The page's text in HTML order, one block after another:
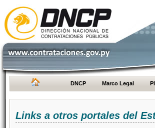
DNCP Marco Legal
Links a otros portales del